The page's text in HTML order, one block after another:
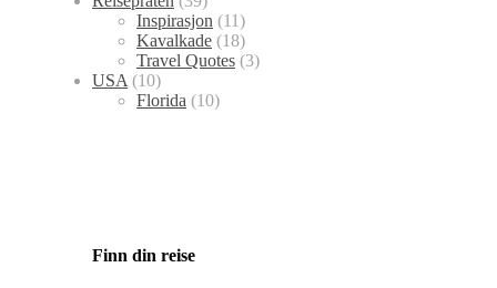
Inspirasjon (11)
Kavalkade (18)
Travel Quotes (3)
USA (10)
Florida (10)
Finn din reise